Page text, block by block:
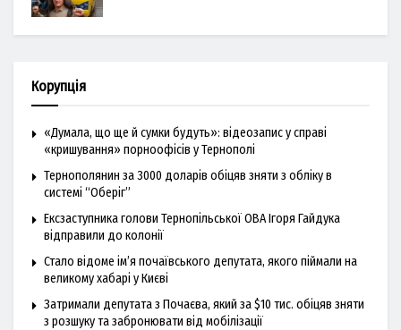
Корупція
«Думала, що ще й сумки будуть»: відеозапис у справі
«кришування» порноофісів у Тернополі
Тернополянин за 3000 доларів обіцяв зняти з обліку в
системі “Оберіг”
Ексзаступника голови Тернопільської ОВА Ігоря Гайдука
відправили до колонії
Стало відоме ім’я почаївського депутата, якого піймали на
великому хабарі у Києві
Затримали депутата з Почаєва, який за $10 тис. обіцяв зняти
з розшуку та забронювати від мобілізації